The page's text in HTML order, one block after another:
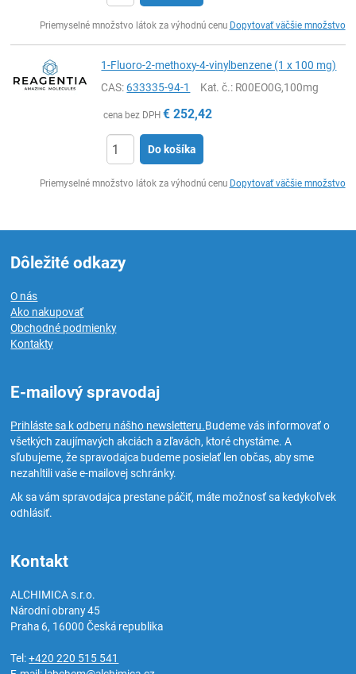
Priemyselné množstvo látok za výhodnú cenu Dopytovať väčšie množstvo
1-Fluoro-2-methoxy-4-vinylbenzene (1 x 100 mg)
CAS:633335-94-1 Kat. č.: R00EO0G,100mg
cena bez DPH € 252,42
Do košíka
Priemyselné množstvo látok za výhodnú cenu Dopytovať väčšie množstvo
Dôležité odkazy
O nás
Ako nakupovať
Obchodné podmienky
Kontakty
E-mailový spravodaj
Prihláste sa k odberu nášho newsletteru.Budeme vás informovať o
všetkých zaujímavých akciách a zľavách, ktoré chystáme. A
sľubujeme, že spravodajca budeme posielať len občas, aby sme
nezahltili vaše e-mailovej schránky.
Ak sa vám spravodajca prestane páčiť, máte možnosť sa kedykoľvek
odhlásiť.
Kontakt
ALCHIMICA s.r.o.
Národní obrany 45
Praha 6, 16000Česká republika
Tel:+420 220 515 541